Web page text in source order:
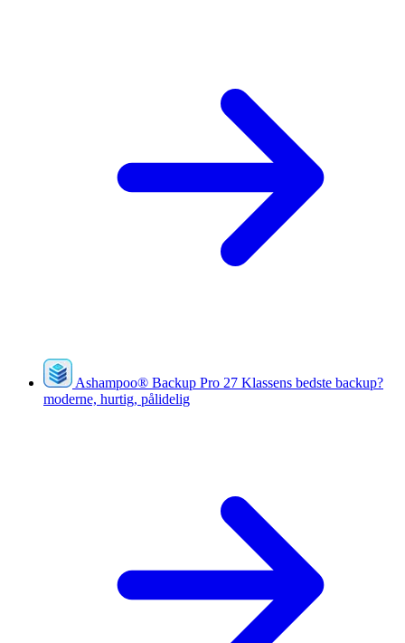
Ashampoo® Backup Pro 27 Klassens bedste backup?
moderne, hurtig, pålidelig